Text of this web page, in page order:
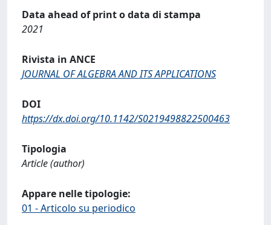
Data ahead of print o data di stampa
2021
Rivista in ANCE
JOURNAL OF ALGEBRA AND ITS APPLICATIONS
DOI
https://dx.doi.org/10.1142/S0219498822500463
Tipologia
Article (author)
Appare nelle tipologie:
01 - Articolo su periodico